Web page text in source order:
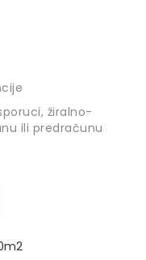
žiralno-
ili predračunu